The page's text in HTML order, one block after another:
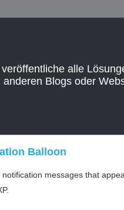
alle
Blogs oder
Balloon
messages that